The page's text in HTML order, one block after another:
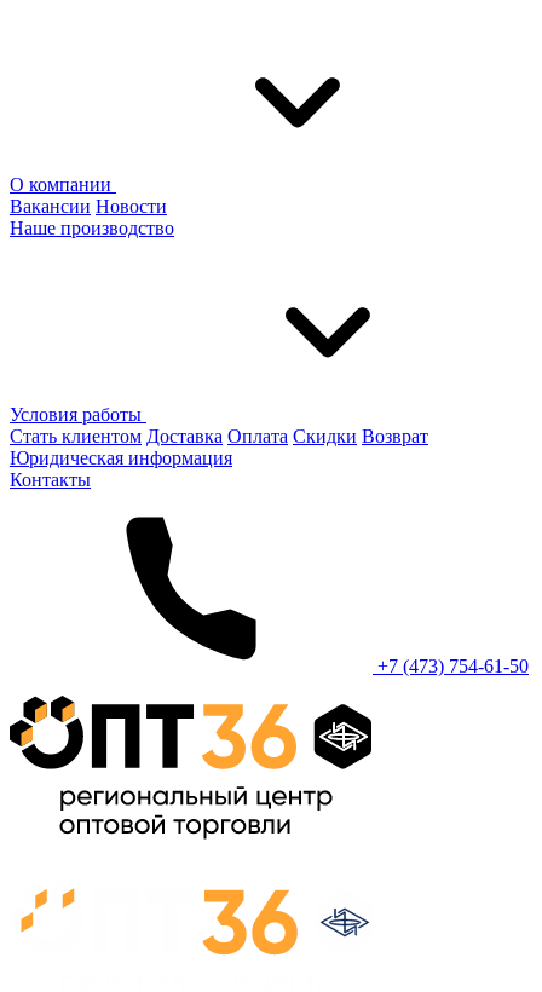
О компании
Вакансии Новости
Наше производство
Условия работы
Стать клиентом Доставка Оплата Скидки Возврат
Юридическая информация
Контакты
+7 (473) 754-61-50